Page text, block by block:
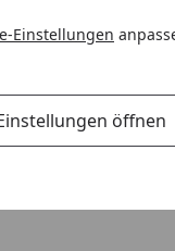
Einstellungen
öffnen